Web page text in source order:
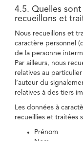
4.5. Quelles
recueillons et
Nous recueillons et
caractère personnel
de la personne
Par ailleurs, nous
relatives au
l’auteur du
relatives à des tiers
Les données à
recueillies et traitées
Prénom